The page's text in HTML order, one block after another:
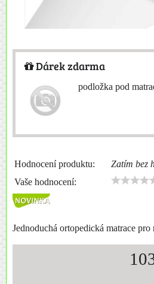
Dárek zdarma
podložka pod
Hodnocení produktu:
Zatím bez
Vaše hodnocení:
Jednoduchá ortopedická matrace pro